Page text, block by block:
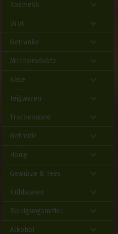
Kosmetik
Brot
Getränke
Milchprodukte
Käse
Teigwaren
Trockenware
Getreide
Honig
Gewürze & Tees
Kühlwaren
Reinigungsmittel
Alkohol